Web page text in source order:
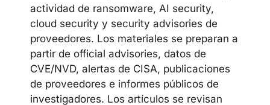
actividad de ransomware, AI security,
cloud security y security advisories de
proveedores. Los materiales se preparan a
partir de official advisories, datos de
CVE/NVD, alertas de CISA, publicaciones
de proveedores e informes públicos de
investigadores. Los artículos se revisan